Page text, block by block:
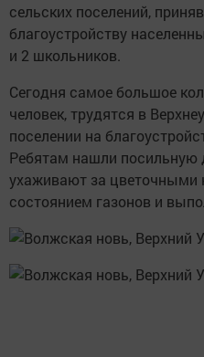
сельских поселений,
благоустройству
и 2 школьников.
Сегодня самое большое
человек, трудятся в
поселении на
Ребятам нашли посильную
ухаживают за цветочными
состоянием газонов и